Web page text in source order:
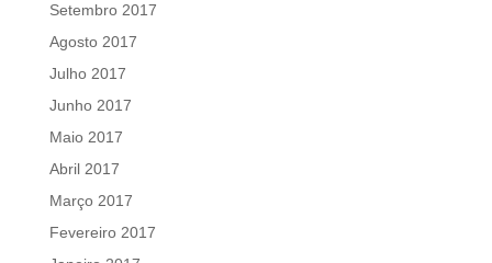
Setembro 2017
Agosto 2017
Julho 2017
Junho 2017
Maio 2017
Abril 2017
Março 2017
Fevereiro 2017